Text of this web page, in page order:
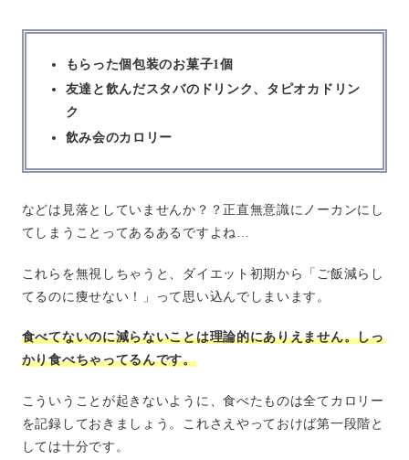
もらった個包装のお菓子1個
友達と飲んだスタバのドリンク、タピオカドリン
ク
飲み会のカロリー
などは見落としていませんか？？正直無意識にノーカンにし
てしまうことってあるあるですよね…
これらを無視しちゃうと、ダイエット初期から「ご飯減らし
てるのに痩せない！」って思い込んでしまいます。
食べてないのに減らないことは理論的にありえません。しっ
かり食べちゃってるんです。
こういうことが起きないように、食べたものは全てカロリー
を記録しておきましょう。これさえやっておけば第一段階と
しては十分です。